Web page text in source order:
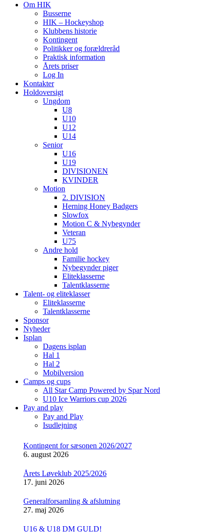
Om HIK
Busserne
HIK – Hockeyshop
Klubbens historie
Kontingent
Politikker og forældreråd
Praktisk information
Årets priser
Log In
Kontakter
Holdoversigt
Ungdom
U8
U10
U12
U14
Senior
U16
U19
DIVISIONEN
KVINDER
Motion
2. DIVISION
Herning Honey Badgers
Slowfox
Motion C & Nybegynder
Veteran
U75
Andre hold
Familie hockey
Nybegynder piger
Eliteklasserne
Talentklasserne
Talent- og eliteklasser
Eliteklasserne
Talentklasserne
Sponsor
Nyheder
Isplan
Dagens isplan
Hal 1
Hal 2
Mobilversion
Camps og cups
All Star Camp Powered by Spar Nord
U10 Ice Warriors cup 2026
Pay and play
Pay and Play
Isudlejning
Kontingent for sæsonen 2026/2027
6. august 2026
Årets Løveklub 2025/2026
17. juni 2026
Generalforsamling & afslutning
27. maj 2026
U16 & U18 DM GULD!